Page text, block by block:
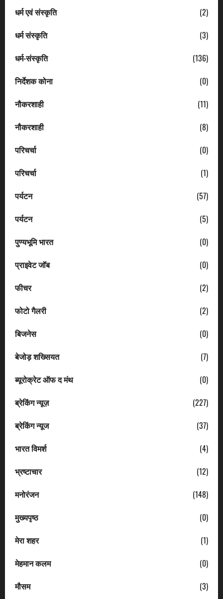
धर्म एवं संस्कृति
(2)
धर्म संस्कृति
(3)
धर्म-संस्कृति
(136)
निर्देशक कोना
(0)
नौकरशाही
(11)
नौकरशाही
(8)
परिचर्चा
(0)
परिचर्चा
(1)
पर्यटन
(57)
पर्यटन
(5)
पुण्यभूमि भारत
(0)
प्राइवेट जॉब
(0)
फीचर
(2)
फोटो गैलरी
(2)
बिजनेस
(0)
बेजोड़ शख्सियत
(7)
ब्यूरोक्रेट ऑफ द मंथ
(0)
ब्रेकिंग न्यूज़
(227)
ब्रेकिंग न्यूज
(37)
भारत विमर्श
(4)
भ्रष्टाचार
(12)
मनोरंजन
(148)
मुख्यपृष्ठ
(0)
मेरा शहर
(1)
मेहमान कलम
(0)
मौसम
(3)